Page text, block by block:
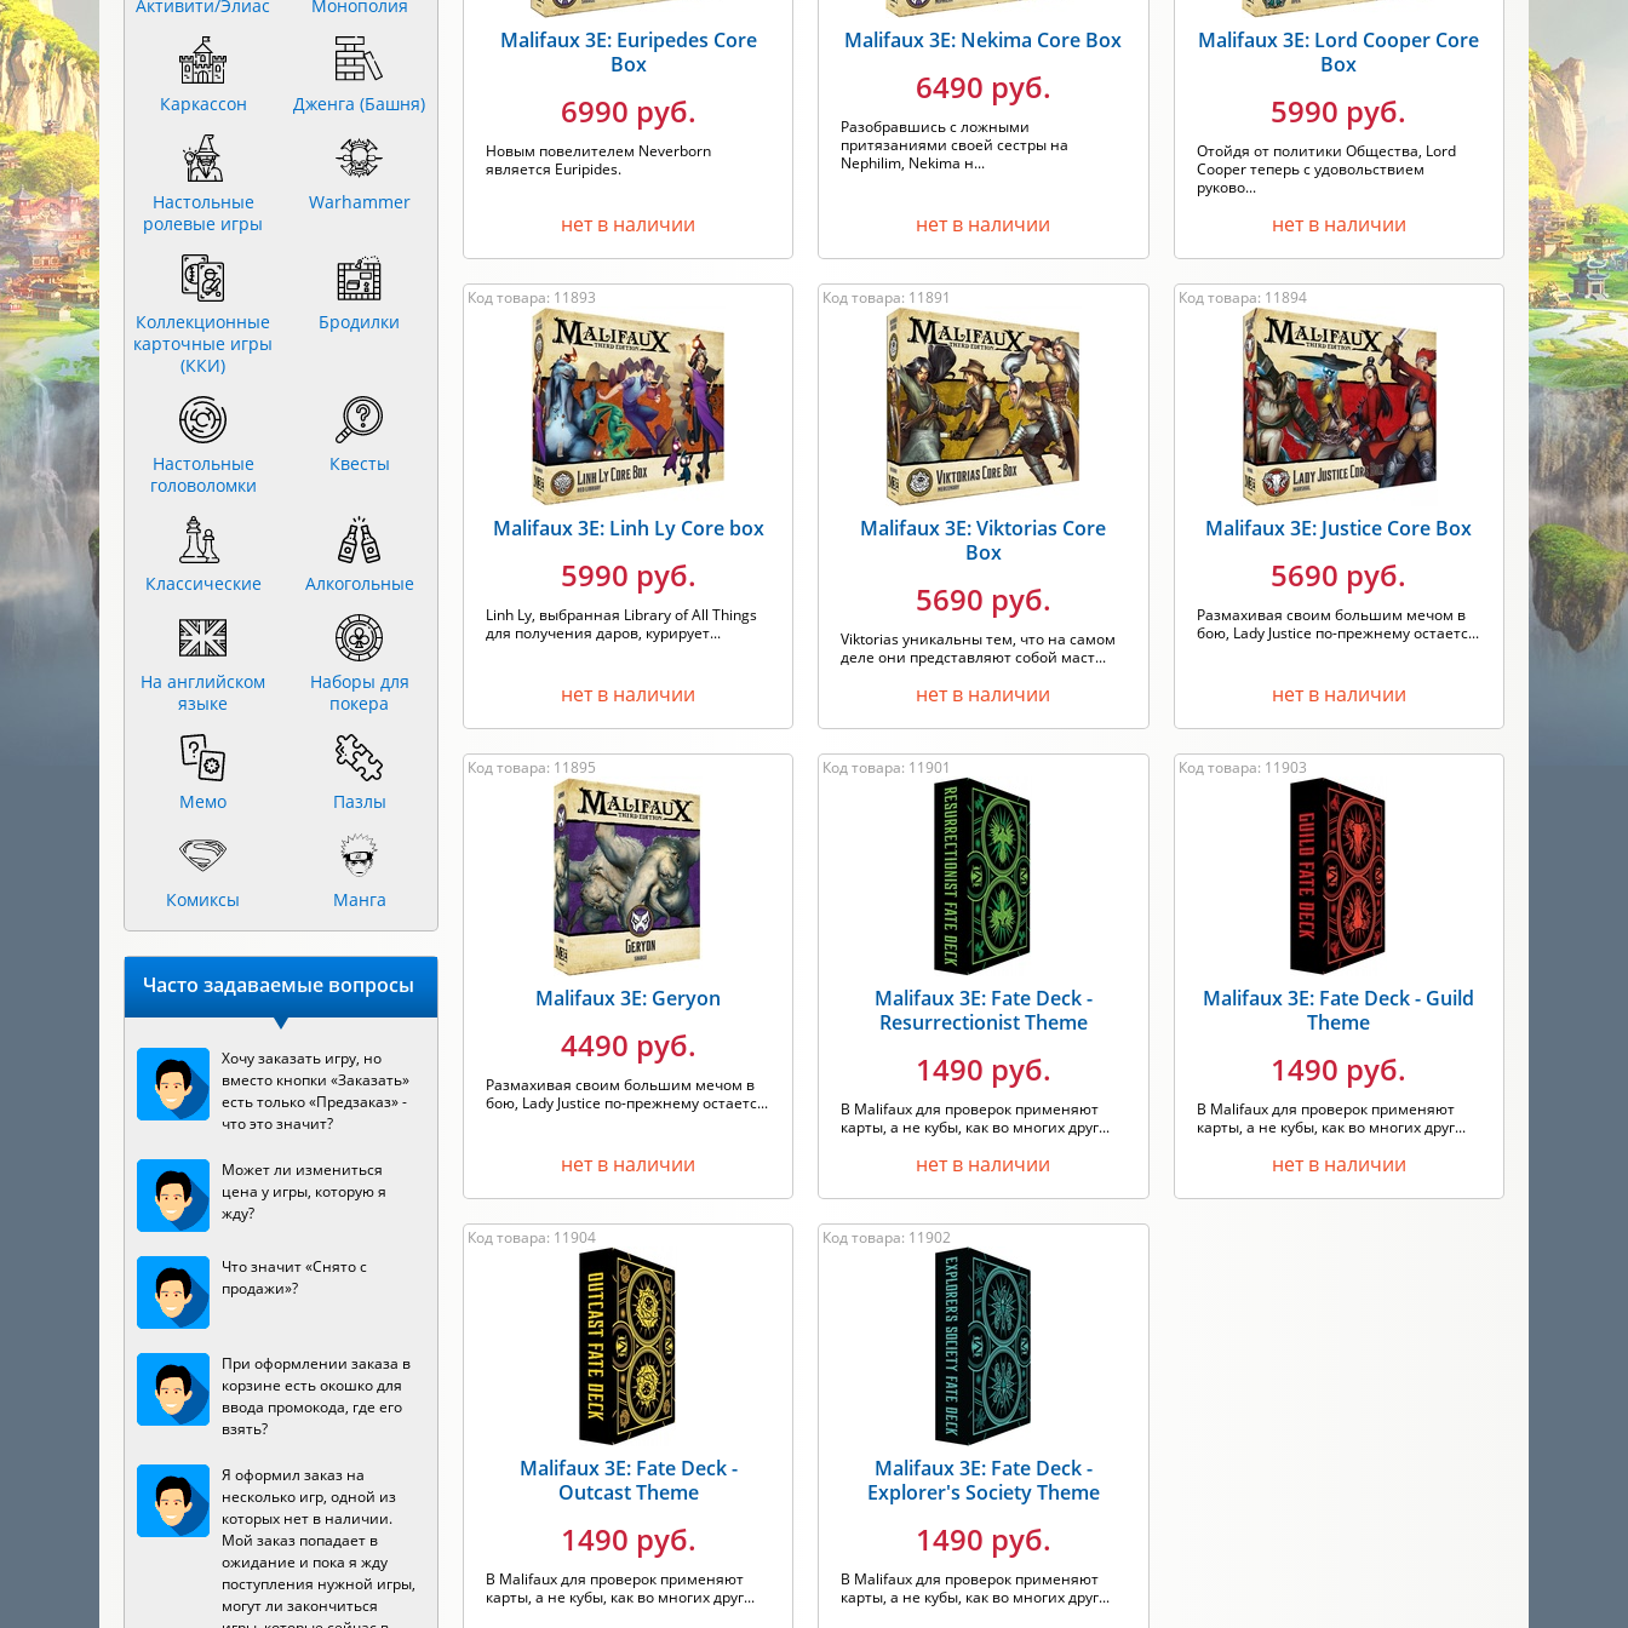
Malifaux 3E: Euripedes Core
Box
6990 руб.
Новым повелителем Neverborn
является Euripides.
нет в наличии
Malifaux 3E: Nekima Core Box
6490 руб.
Разобравшись с ложными
притязаниями своей сестры на
Nephilim, Nekima н...
нет в наличии
Malifaux 3E: Lord Cooper Core
Box
5990 руб.
Отойдя от политики Общества, Lord
Cooper теперь с удовольствием
руково...
нет в наличии
Код товара: 11893
Malifaux 3E: Linh Ly Core box
5990 руб.
Linh Ly, выбранная Library of All Things
для получения даров, курирует...
нет в наличии
Код товара: 11891
Malifaux 3E: Viktorias Core
Box
5690 руб.
Viktorias уникальны тем, что на самом
деле они представляют собой маст...
нет в наличии
Код товара: 11894
Malifaux 3E: Justice Core Box
5690 руб.
Размахивая своим большим мечом в
бою, Lady Justice по-прежнему остаетс...
нет в наличии
Код товара: 11895
Malifaux 3E: Geryon
4490 руб.
Размахивая своим большим мечом в
бою, Lady Justice по-прежнему остаетс...
нет в наличии
Код товара: 11901
Malifaux 3E: Fate Deck -
Resurrectionist Theme
1490 руб.
В Malifaux для проверок применяют
карты, а не кубы, как во многих друг...
нет в наличии
Код товара: 11903
Malifaux 3E: Fate Deck - Guild
Theme
1490 руб.
В Malifaux для проверок применяют
карты, а не кубы, как во многих друг...
нет в наличии
Код товара: 11904
Malifaux 3E: Fate Deck -
Outcast Theme
1490 руб.
В Malifaux для проверок применяют
карты, а не кубы, как во многих друг...
Код товара: 11902
Malifaux 3E: Fate Deck -
Explorer's Society Theme
1490 руб.
В Malifaux для проверок применяют
карты, а не кубы, как во многих друг...
Активити/Элиас Монополия
Каркассон Дженга (Башня)
Настольные
ролевые игры
Warhammer
Коллекционные
карточные игры
(ККИ)
Бродилки
Настольные
головоломки
Квесты
Классические Алкогольные
На английском
языке
Наборы для
покера
Мемо Пазлы
Комиксы Манга
Часто задаваемые вопросы
Хочу заказать игру, но
вместо кнопки «Заказать»
есть только «Предзаказ» -
что это значит?
Может ли измениться
цена у игры, которую я
жду?
Что значит «Снято с
продажи»?
При оформлении заказа в
корзине есть окошко для
ввода промокода, где его
взять?
Я оформил заказ на
несколько игр, одной из
которых нет в наличии.
Мой заказ попадает в
ожидание и пока я жду
поступления нужной игры,
могут ли закончиться